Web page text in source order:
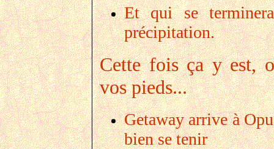
Et qui se
précipitation.
Cette fois ça y est,
vos pieds...
Getaway arrive à
bien se tenir